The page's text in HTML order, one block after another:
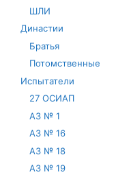
ШЛИ
Династии
Братья
Потомственные
Испытатели
27 ОСИАП
АЗ № 1
АЗ № 16
АЗ № 18
АЗ № 19